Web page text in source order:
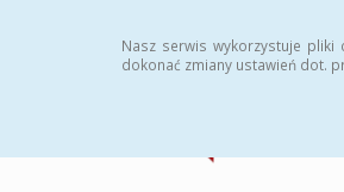
Nasz serwis wykorzystuje pliki
dokonać zmiany ustawień dot.